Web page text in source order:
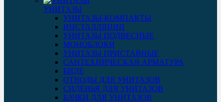
УНИТАЗЫ
УНИТАЗЫ-КОМПАКТЫ
ИНСТАЛЛЯЦИИ
УНИТАЗЫ ПОДВЕСНЫЕ
МОНОБЛОКИ
УНИТАЗЫ ПРИСТАВНЫЕ
САНТЕХНИЧЕСКАЯ АРМАТУРА
БИДЕ
ОТВОДЫ ДЛЯ УНИТАЗОВ
СИДЕНЬЯ ДЛЯ УНИТАЗОВ
БАЧКИ ДЛЯ УНИТАЗОВ